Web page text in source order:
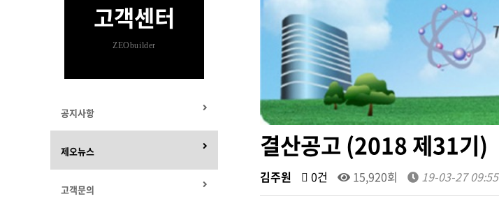
결산공고 (2018 제31기)
김주원 0건 15,920회 19-03-27 09:55
고객센터
ZEObuilder
공지사항
제오뉴스
고객문의